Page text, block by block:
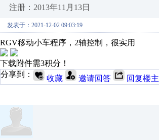
注册：2013年11月13日
发表于：2021-12-02 09:03:19
RGV移动小车程序，2轴控制，很实用
下载附件需3积分！
分享到：
收藏 邀请回答 回复楼主